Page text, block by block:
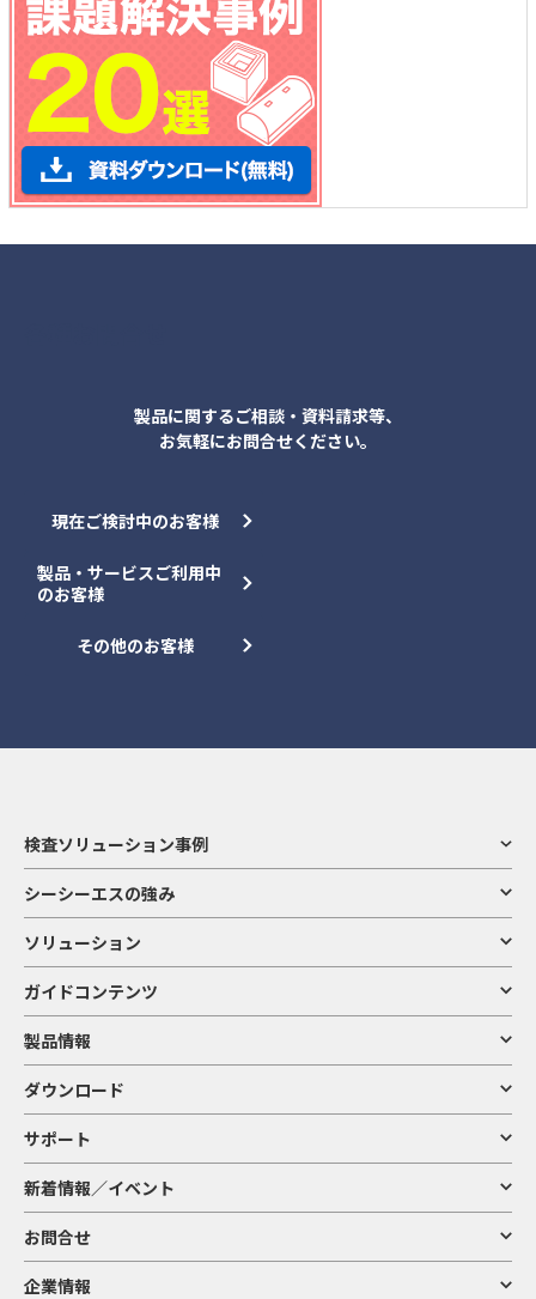
製品に関するご相談・資料請求等、
お気軽にお問合せください。
現在ご検討中のお客様
製品・サービスご利用中
のお客様
その他のお客様
検査ソリューション事例
シーシーエスの強み
ソリューション
ガイドコンテンツ
製品情報
ダウンロード
サポート
新着情報／イベント
お問合せ
企業情報